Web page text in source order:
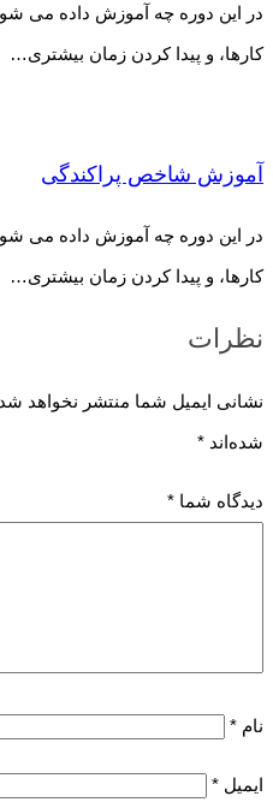
در این دوره چه آموزش داده می
کارها، و پیدا کردن زمان بیشتری…
آموزش شاخص پراکندگی
در این دوره چه آموزش داده می
کارها، و پیدا کردن زمان بیشتری…
نظرات
نشانی ایمیل شما منتشر نخواهد
شده‌اند *
دیدگاه شما *
نام *
ایمیل *